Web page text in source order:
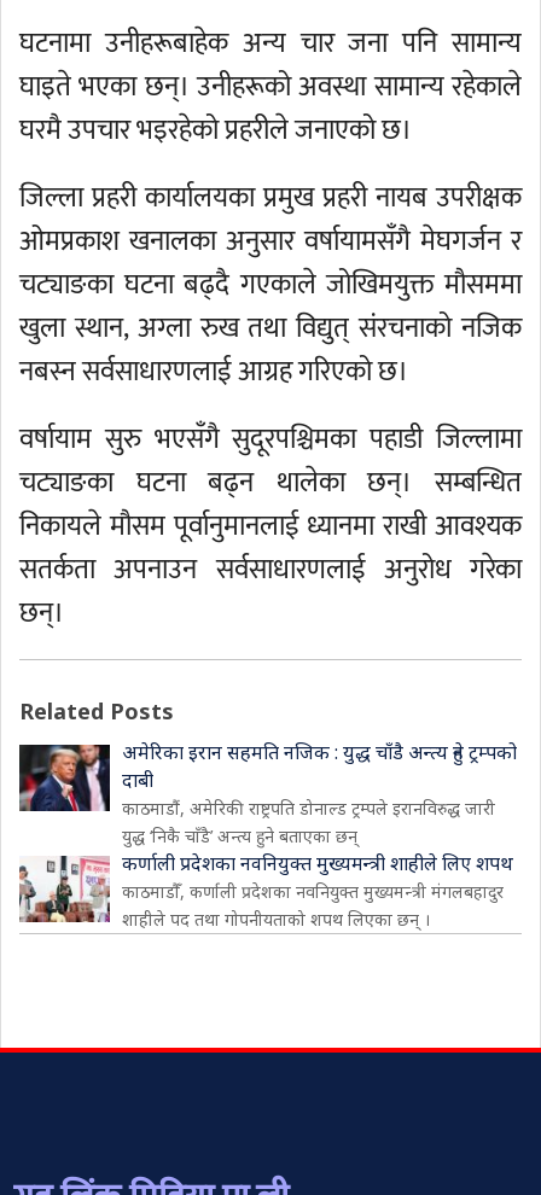
घटनामा उनीहरूबाहेक अन्य चार जना पनि सामान्य
घाइते भएका छन्। उनीहरूको अवस्था सामान्य रहेकाले
घरमै उपचार भइरहेको प्रहरीले जनाएको छ।
जिल्ला प्रहरी कार्यालयका प्रमुख प्रहरी नायब उपरीक्षक
ओमप्रकाश खनालका अनुसार वर्षायामसँगै मेघगर्जन र
चट्याङका घटना बढ्दै गएकाले जोखिमयुक्त मौसममा
खुला स्थान, अग्ला रुख तथा विद्युत् संरचनाको नजिक
नबस्न सर्वसाधारणलाई आग्रह गरिएको छ।
वर्षायाम सुरु भएसँगै सुदूरपश्चिमका पहाडी जिल्लामा
चट्याङका घटना बढ्न थालेका छन्। सम्बन्धित
निकायले मौसम पूर्वानुमानलाई ध्यानमा राखी आवश्यक
सतर्कता अपनाउन सर्वसाधारणलाई अनुरोध गरेका
छन्।
Related Posts
अमेरिका इरान सहमति नजिक : युद्ध चाँडै अन्त्य हुने ट्रम्पको
दाबी
काठमाडौं, अमेरिकी राष्ट्रपति डोनाल्ड ट्रम्पले इरानविरुद्ध जारी
युद्ध ‘निकै चाँडै’ अन्त्य हुने बताएका छन्
कर्णाली प्रदेशका नवनियुक्त मुख्यमन्त्री शाहीले लिए शपथ
काठमाडौँ, कर्णाली प्रदेशका नवनियुक्त मुख्यमन्त्री मंगलबहादुर
शाहीले पद तथा गोपनीयताको शपथ लिएका छन् ।